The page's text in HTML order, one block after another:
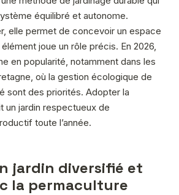
équilibré et autonome.
elle permet de concevoir un espace
joue un rôle précis. En 2026,
en popularité, notamment dans les
où la gestion écologique de
sont des priorités. Adopter la
un jardin respectueux de
toute l’année.
jardin diversifié et
la permaculture